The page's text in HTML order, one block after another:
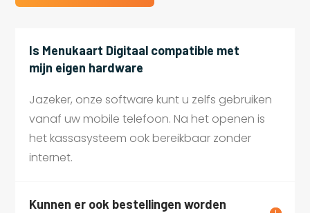
Is Menukaart Digitaal compatible met
mijn eigen hardware
Jazeker, onze software kunt u zelfs gebruiken
vanaf uw mobile telefoon. Na het openen is
het kassasysteem ook bereikbaar zonder
internet.
Kunnen er ook bestellingen worden